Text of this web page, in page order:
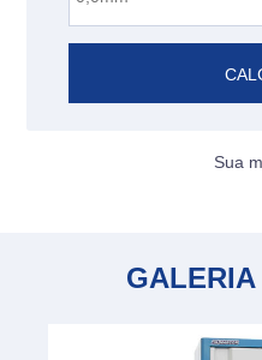
Sua